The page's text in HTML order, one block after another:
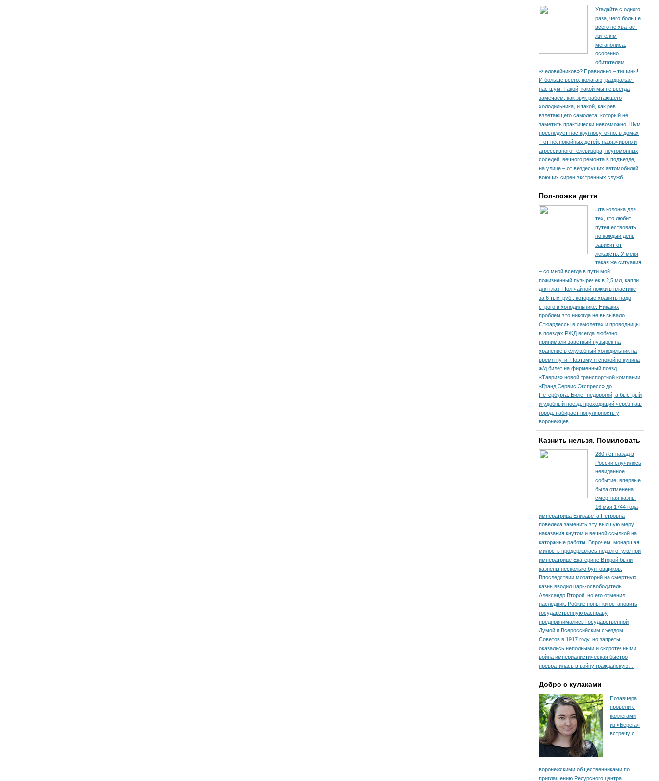
Угадайте с одного
раза, чего больше
всего не хватает
жителям
мегаполиса,
особенно
обитателям
«человейников»? Правильно – тишины!
И больше всего, полагаю, раздражает
нас шум. Такой, какой мы не всегда
замечаем, как звук работающего
холодильника, и такой, как рев
взлетающего самолета, который не
заметить практически невозможно. Шум
преследует нас круглосуточно: в домах
– от неспокойных детей, навязчивого и
агрессивного телевизора, неугомонных
соседей, вечного ремонта в подъезде,
на улице – от вездесущих автомобилей,
воющих сирен экстренных служб.
Пол-ложки дегтя
Эта колонка для
тех, кто любит
путешествовать,
но каждый день
зависит от
лекарств. У меня
такая же ситуация
– со мной всегда в пути мой
пожизненный пузыречек в 2,5 мл, капли
для глаз. Пол чайной ложки в пластике
за 6 тыс. руб., которые хранить надо
строго в холодильнике. Никаких
проблем это никогда не вызывало.
Стюардессы в самолетах и проводницы
в поездах РЖД всегда любезно
принимали заветный пузырек на
хранение в служебный холодильник на
время пути. По­этому я спокойно купила
ж/д билет на фирменный поезд
«Таврия» новой транспортной компании
«Гранд Сервис Экспресс» до
Петербурга. Билет недорогой, а быстрый
и удобный поезд, проходящий через наш
город, набирает популярность у
воронежцев.
Казнить нельзя. Помиловать
280 лет назад в
России случилось
невиданное
событие: впервые
была отменена
смертная казнь.
16 мая 1744 года
императрица Елизавета Петровна
повелела заменить эту высшую меру
наказания кнутом и вечной ссылкой на
каторжные работы. Впрочем, монаршая
милость продержалась недолго: уже при
императрице Екатерине Второй были
казнены несколько бунтовщиков.
Впоследствии мораторий на смертную
казнь вводил царь-освободитель
Александр Второй, но его отменил
наследник. Робкие попытки остановить
государственную расправу
предпринимались Государственной
Думой и Всероссийским съездом
Советов в 1917 году, но запреты
оказались неполными и скоротечными:
война империалистическая быстро
превратилась в войну гражданскую…
Добро с кулаками
Позавчера
провели с
коллегами
из «Берега»
встречу с
воронежскими общественниками по
приглашению Ресурсного центра